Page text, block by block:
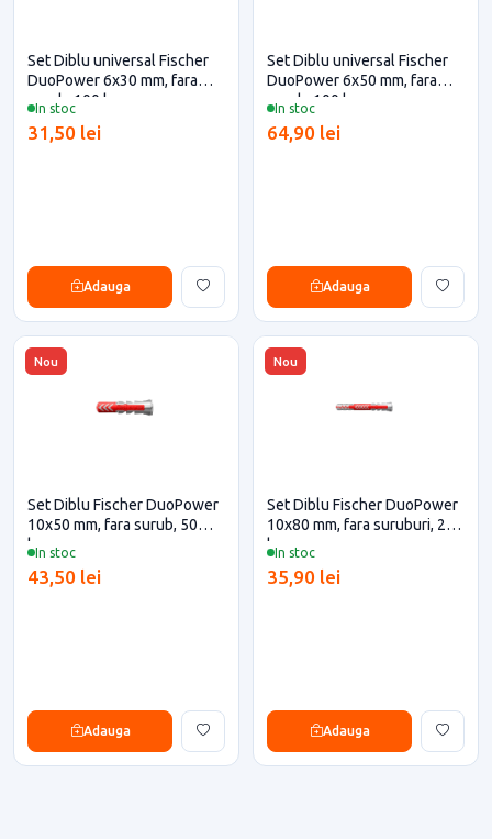
In stoc
Set Diblu universal Fischer
DuoPower 6x30 mm, fara
surub, 100 buc
31,50 lei
Adauga
In stoc
Set Diblu universal Fischer
DuoPower 6x50 mm, fara
surub, 100 buc
64,90 lei
Adauga
Nou
In stoc
Set Diblu Fischer DuoPower
10x50 mm, fara surub, 50
buc
43,50 lei
Adauga
Nou
In stoc
Set Diblu Fischer DuoPower
10x80 mm, fara suruburi, 25
buc
35,90 lei
Adauga